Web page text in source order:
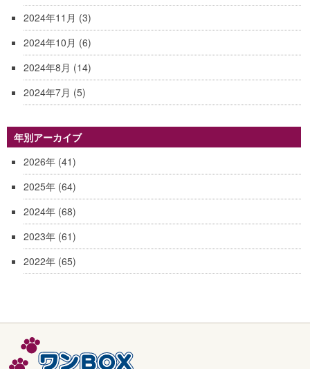
2024年11月 (3)
2024年10月 (6)
2024年8月 (14)
2024年7月 (5)
年別アーカイブ
2026年(41)
2025年(64)
2024年(68)
2023年(61)
2022年(65)